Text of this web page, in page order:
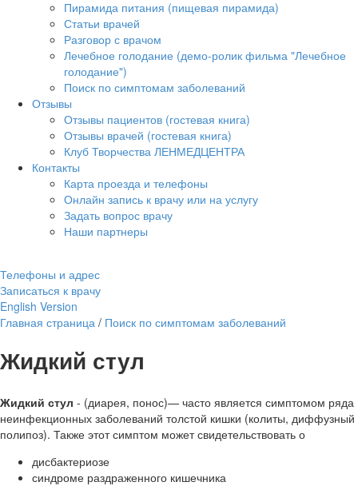
Пирамида питания (пищевая пирамида)
Статьи врачей
Разговор с врачом
Лечебное голодание (демо-ролик фильма "Лечебное
голодание")
Поиск по симптомам заболеваний
Отзывы
Отзывы пациентов (гостевая книга)
Отзывы врачей (гостевая книга)
Клуб Творчества ЛЕНМЕДЦЕНТРА
Контакты
Карта проезда и телефоны
Онлайн запись к врачу или на услугу
Задать вопрос врачу
Наши партнеры
Телефоны и адрес
Записаться к врачу
English Version
Главная страница / Поиск по симптомам заболеваний
Жидкий стул
Жидкий стул - (диарея, понос)— часто является симптомом ряда
неинфекционных заболеваний толстой кишки (колиты, диффузный
полипоз). Также этот симптом может свидетельствовать о
дисбактериозе
синдроме раздраженного кишечника